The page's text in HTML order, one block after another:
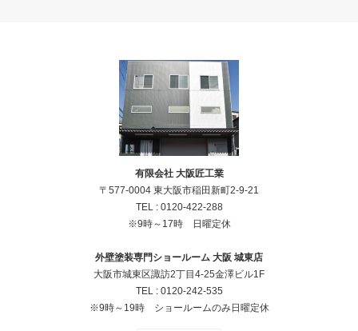
有限会社 大阪匠工業
〒577-0004 東大阪市稲田新町2-9-21
TEL : 0120-422-288
※9時～17時 日曜定休
外壁塗装専門ショールーム 大阪 城東店
大阪市城東区諏訪2丁目4‐25金澤ビル1F
TEL : 0120-242-535
※9時～19時 ショールームのみ日曜定休